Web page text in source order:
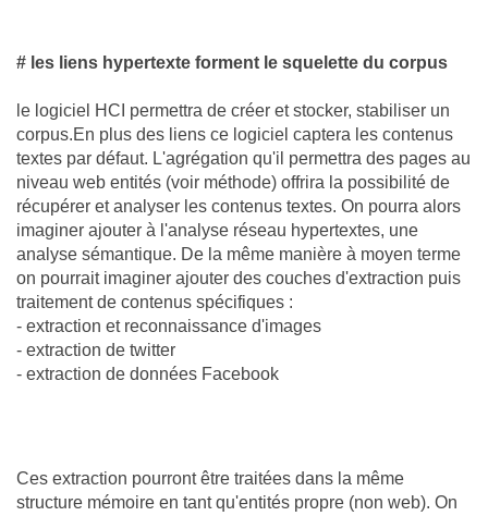
# les liens hypertexte forment le squelette du corpus
le logiciel HCI permettra de créer et stocker, stabiliser un
corpus.En plus des liens ce logiciel captera les contenus
textes par défaut. L'agrégation qu'il permettra des pages au
niveau web entités (voir méthode) offrira la possibilité de
récupérer et analyser les contenus textes. On pourra alors
imaginer ajouter à l'analyse réseau hypertextes, une
analyse sémantique. De la même manière à moyen terme
on pourrait imaginer ajouter des couches d'extraction puis
traitement de contenus spécifiques :
- extraction et reconnaissance d'images
- extraction de twitter
- extraction de données Facebook
Ces extraction pourront être traitées dans la même
structure mémoire en tant qu'entités propre (non web). On